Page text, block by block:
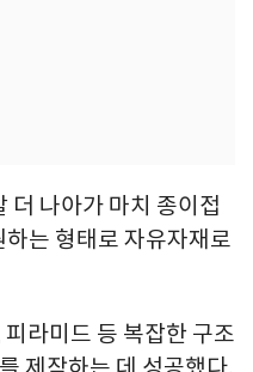
더 나아가 마치 종이접
는 형태로 자유자재로
라미드 등 복잡한 구조